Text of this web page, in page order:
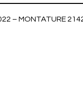
– MONTATURE